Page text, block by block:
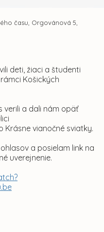
času, Orgovánová 5,
deti, žiaci a študenti
Košických
verili a dali nám opäť
vianočné sviatky.
a posielam link na
uverejnenie.